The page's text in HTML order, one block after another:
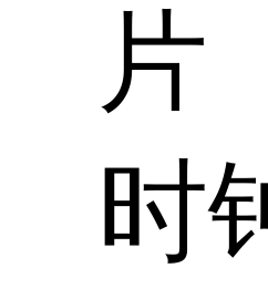
片
时